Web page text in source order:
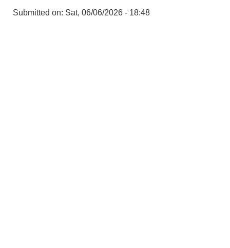
Submitted on: Sat, 06/06/2026 - 18:48